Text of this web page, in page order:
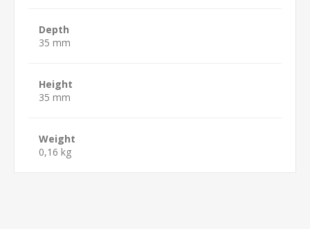
Depth
35 mm
Height
35 mm
Weight
0,16 kg